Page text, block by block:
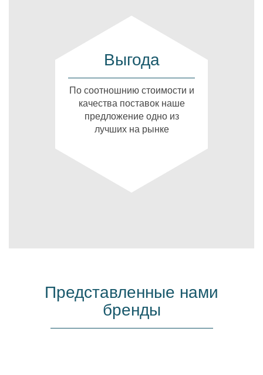
Выгода
По соотношнию стоимости и
качества поставок наше
предложение одно из
лучших на рынке
Представленные нами
бренды